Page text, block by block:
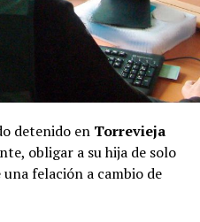
detenido en Torrevieja
obligar a su hija de solo
felación a cambio de